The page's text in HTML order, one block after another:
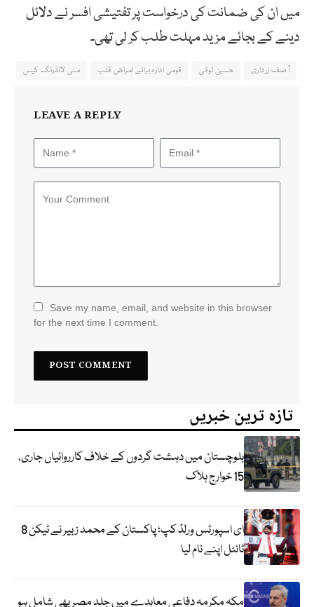
میں ان کی ضمانت کی درخواست پر تفتیشی افسر نے دلائل
دینے کے بجائے مزید مہلت طلب کر لی تھی۔
آصف زرداری حسین لوائی قومی ادارہ برائے امراض قلب منی لانڈرنگ کیس
LEAVE A REPLY
Save my name, email, and website in this browser
for the next time I comment.
تازہ ترین خبریں
بلوچستان میں دہشت گردوں کے خلاف کارروائیاں جاری،
15 خوارج ہلاک
ای اسپورٹس ورلڈ کپ؛ پاکستان کے محمد زبیر نے ٹیکن 8
ٹائٹل اپنے نام لیا
مکہ مکرمہ دفاعی معاہدے میں جلد مصر بھی شامل ہو